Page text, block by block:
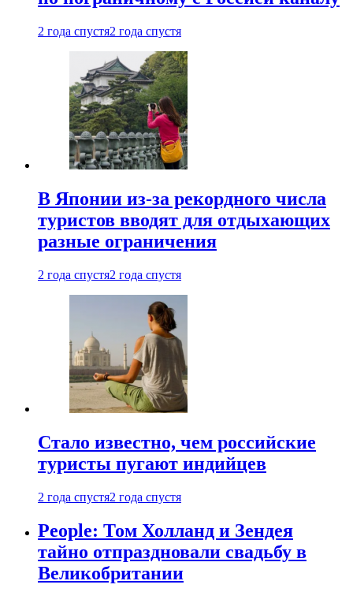
2 года спустя2 года спустя
В Японии из-за рекордного числа
туристов вводят для отдыхающих
разные ограничения
2 года спустя2 года спустя
Стало известно, чем российские
туристы пугают индийцев
2 года спустя2 года спустя
People: Том Холланд и Зендея
тайно отпраздновали свадьбу в
Великобритании